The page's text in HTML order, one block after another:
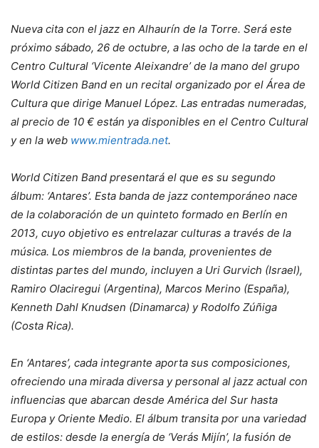
Nueva cita con el jazz en Alhaurín de la Torre. Será este
próximo sábado, 26 de octubre, a las ocho de la tarde en el
Centro Cultural ‘Vicente Aleixandre’ de la mano del grupo
World Citizen Band en un recital organizado por el Área de
Cultura que dirige Manuel López. Las entradas numeradas,
al precio de 10 € están ya disponibles en el Centro Cultural
y en la web www.mientrada.net.
World Citizen Band presentará el que es su segundo
álbum: ‘Antares’. Esta banda de jazz contemporáneo nace
de la colaboración de un quinteto formado en Berlín en
2013, cuyo objetivo es entrelazar culturas a través de la
música. Los miembros de la banda, provenientes de
distintas partes del mundo, incluyen a Uri Gurvich (Israel),
Ramiro Olaciregui (Argentina), Marcos Merino (España),
Kenneth Dahl Knudsen (Dinamarca) y Rodolfo Zúñiga
(Costa Rica).
En ‘Antares’, cada integrante aporta sus composiciones,
ofreciendo una mirada diversa y personal al jazz actual con
influencias que abarcan desde América del Sur hasta
Europa y Oriente Medio. El álbum transita por una variedad
de estilos: desde la energía de ‘Verás Mijín’, la fusión de